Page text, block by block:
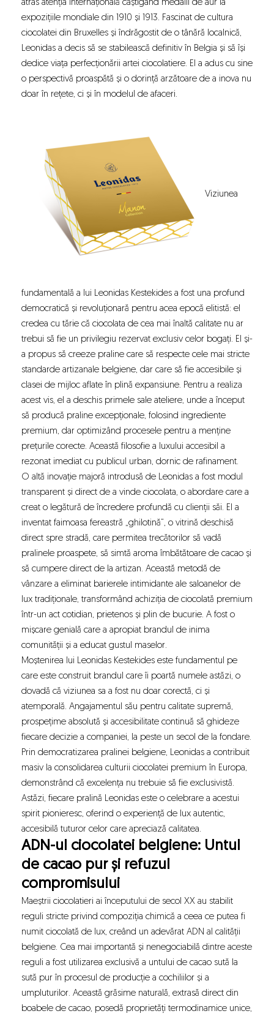
atras atenția internațională câștigând medalii de aur la
expozițiile mondiale din 1910 și 1913. Fascinat de cultura
ciocolatei din Bruxelles și îndrăgostit de o tânără localnică,
Leonidas a decis să se stabilească definitiv în Belgia și să își
dedice viața perfecționării artei ciocolatiere. El a adus cu sine
o perspectivă proaspătă și o dorință arzătoare de a inova nu
doar în rețete, ci și în modelul de afaceri.
Viziunea
fundamentală a lui Leonidas Kestekides a fost una profund
democratică și revoluționară pentru acea epocă elitistă: el
credea cu tărie că ciocolata de cea mai înaltă calitate nu ar
trebui să fie un privilegiu rezervat exclusiv celor bogați. El și-
a propus să creeze praline care să respecte cele mai stricte
standarde artizanale belgiene, dar care să fie accesibile și
clasei de mijloc aflate în plină expansiune. Pentru a realiza
acest vis, el a deschis primele sale ateliere, unde a început
să producă praline excepționale, folosind ingrediente
premium, dar optimizând procesele pentru a menține
prețurile corecte. Această filosofie a luxului accesibil a
rezonat imediat cu publicul urban, dornic de rafinament.
O altă inovație majoră introdusă de Leonidas a fost modul
transparent și direct de a vinde ciocolata, o abordare care a
creat o legătură de încredere profundă cu clienții săi. El a
inventat faimoasa fereastră „ghilotină”, o vitrină deschisă
direct spre stradă, care permitea trecătorilor să vadă
pralinele proaspete, să simtă aroma îmbătătoare de cacao și
să cumpere direct de la artizan. Această metodă de
vânzare a eliminat barierele intimidante ale saloanelor de
lux tradiționale, transformând achiziția de ciocolată premium
într-un act cotidian, prietenos și plin de bucurie. A fost o
mișcare genială care a apropiat brandul de inima
comunității și a educat gustul maselor.
Moștenirea lui Leonidas Kestekides este fundamentul pe
care este construit brandul care îi poartă numele astăzi, o
dovadă că viziunea sa a fost nu doar corectă, ci și
atemporală. Angajamentul său pentru calitate supremă,
prospețime absolută și accesibilitate continuă să ghideze
fiecare decizie a companiei, la peste un secol de la fondare.
Prin democratizarea pralinei belgiene, Leonidas a contribuit
masiv la consolidarea culturii ciocolatei premium în Europa,
demonstrând că excelența nu trebuie să fie exclusivistă.
Astăzi, fiecare pralină Leonidas este o celebrare a acestui
spirit pionieresc, oferind o experiență de lux autentic,
accesibilă tuturor celor care apreciază calitatea.
ADN-ul ciocolatei belgiene: Untul
de cacao pur și refuzul
compromisului
Maeștrii ciocolatieri ai începutului de secol XX au stabilit
reguli stricte privind compoziția chimică a ceea ce putea fi
numit ciocolată de lux, creând un adevărat ADN al calității
belgiene. Cea mai importantă și nenegociabilă dintre aceste
reguli a fost utilizarea exclusivă a untului de cacao sută la
sută pur în procesul de producție a cochiliilor și a
umpluturilor. Această grăsime naturală, extrasă direct din
boabele de cacao, posedă proprietăți termodinamice unice,